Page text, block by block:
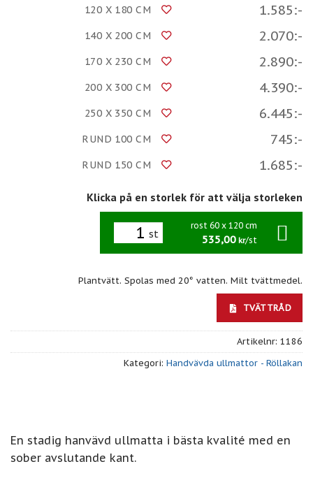
120 X 180 CM 1.585:-
140 X 200 CM 2.070:-
170 X 230 CM 2.890:-
200 X 300 CM 4.390:-
250 X 350 CM 6.445:-
RUND 100 CM 745:-
RUND 150 CM 1.685:-
Klicka på en storlek för att välja storleken
st
rost 60 x 120 cm
535,00 kr/st
Plantvätt. Spolas med 20° vatten. Milt tvättmedel.
TVÄTTRÅD
Artikelnr: 1186
Kategori: Handvävda ullmattor - Röllakan
En stadig hanvävd ullmatta i bästa kvalité med en
sober avslutande kant.